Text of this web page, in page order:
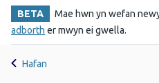
BETA
Mae hwn yn wefan
adborth er mwyn ei gwella.
Hafan